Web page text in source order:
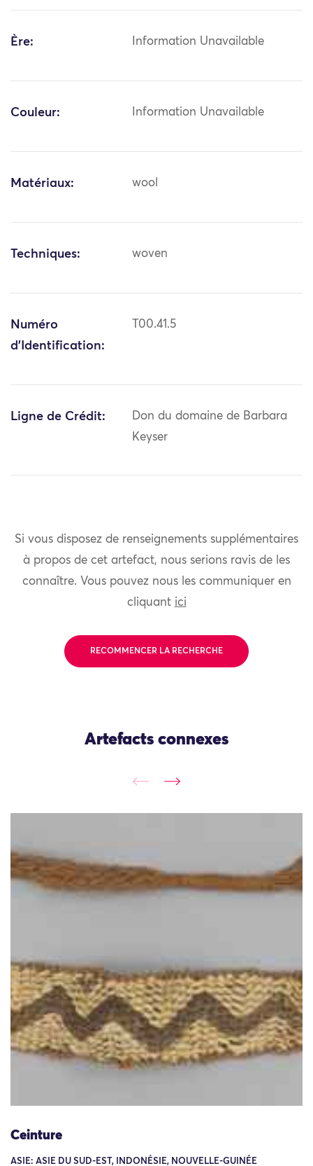
Ère: Information Unavailable
Couleur: Information Unavailable
Matériaux: wool
Techniques: woven
Numéro
d'Identification:
T00.41.5
Ligne de Crédit:
Don du domaine de Barbara
Keyser
Si vous disposez de renseignements supplémentaires
à propos de cet artefact, nous serions ravis de les
connaître. Vous pouvez nous les communiquer en
cliquant ici
RECOMMENCER LA RECHERCHE
Artefacts connexes
Ceinture
ASIE: ASIE DU SUD-EST, INDONÉSIE, NOUVELLE-GUINÉE